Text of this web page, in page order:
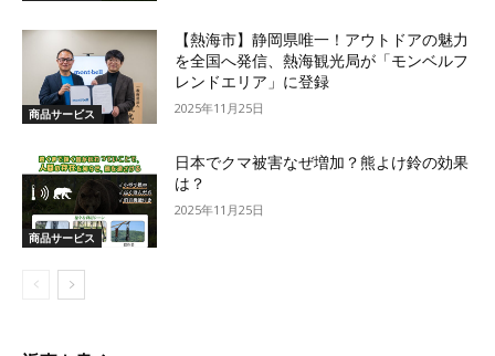
商品サービス
【熱海市】静岡県唯一！アウトドアの魅力
を全国へ発信、熱海観光局が「モンベルフ
レンドエリア」に登録
2025年11月25日
商品サービス
日本でクマ被害なぜ増加？熊よけ鈴の効果
は？
2025年11月25日